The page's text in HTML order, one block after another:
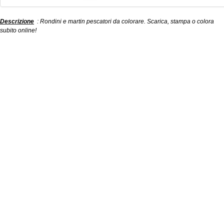
Descrizione : Rondini e martin pescatori da colorare. Scarica, stampa o colora
subito online!